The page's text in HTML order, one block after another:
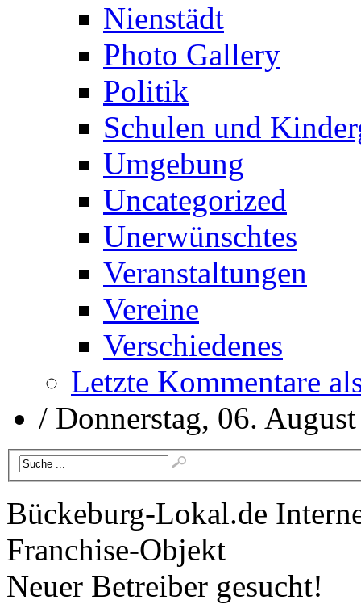
Nienstädt
Photo Gallery
Politik
Schulen und
Umgebung
Uncategorized
Unerwünschtes
Veranstaltungen
Vereine
Verschiedenes
Letzte Kommentare
/ Donnerstag, 06.
Bückeburg-Lokal.de
Franchise-Objekt
Neuer Betreiber gesucht!